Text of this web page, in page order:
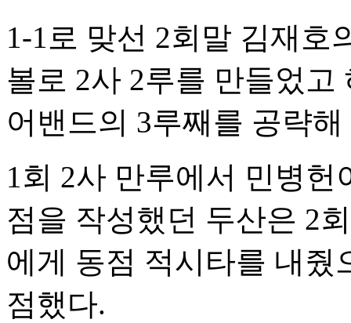
1-1로 맞선 2회말 김재호
볼로 2사 2루를 만들었
어밴드의 3루째를 공략
1회 2사 만루에서 민병
점을 작성했던 두산은 2
에게 동점 적시타를 내줬
점했다.